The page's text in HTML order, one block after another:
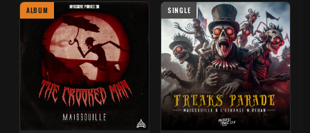
ALBUM SINGLE